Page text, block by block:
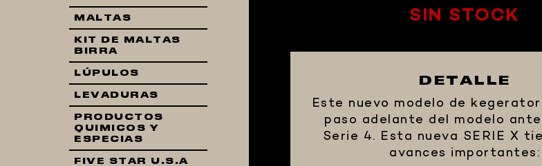
MALTAS
KIT DE MALTAS
BIRRA
LÚPULOS
LEVADURAS
PRODUCTOS
QUIMICOS Y
ESPECIAS
FIVE STAR U.S.A
SIN STOCK
DETALLE
Este nuevo modelo de
paso adelante del modelo
Serie 4. Esta nueva SERIE X
avances importantes: